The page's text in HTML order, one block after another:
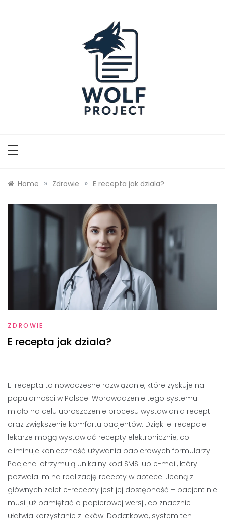
Home » Zdrowie » E recepta jak dziala?
ZDROWIE
E recepta jak dziala?
E-recepta to nowoczesne rozwiązanie, które zyskuje na
popularności w Polsce. Wprowadzenie tego systemu
miało na celu uproszczenie procesu wystawiania recept
oraz zwiększenie komfortu pacjentów. Dzięki e-recepcie
lekarze mogą wystawiać recepty elektronicznie, co
eliminuje konieczność używania papierowych formularzy.
Pacjenci otrzymują unikalny kod SMS lub e-mail, który
pozwala im na realizację recepty w aptece. Jedną z
głównych zalet e-recepty jest jej dostępność – pacjent nie
musi już pamiętać o papierowej wersji, co znacznie
ułatwia korzystanie z leków. Dodatkowo, system ten